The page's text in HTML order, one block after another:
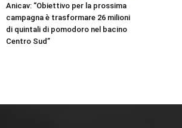
Anicav: “Obiettivo per la prossima
campagna è trasformare 26 milioni
di quintali di pomodoro nel bacino
Centro Sud”